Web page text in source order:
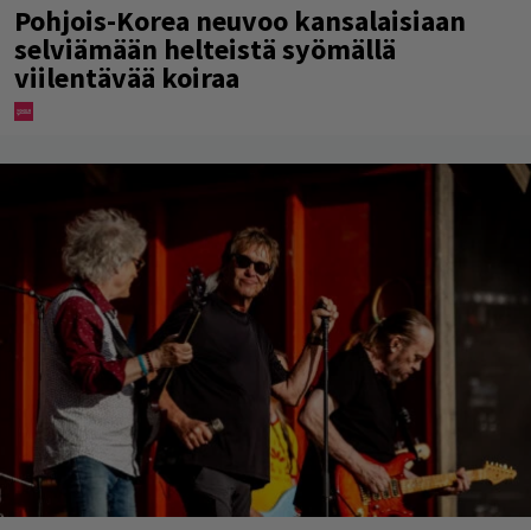
Pohjois-Korea neuvoo kansalaisiaan
selviämään helteistä syömällä
viilentävää koiraa